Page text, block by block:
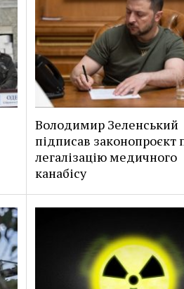
Володимир Зеленський
підписав законопроєкт
легалізацію медичного
канабісу